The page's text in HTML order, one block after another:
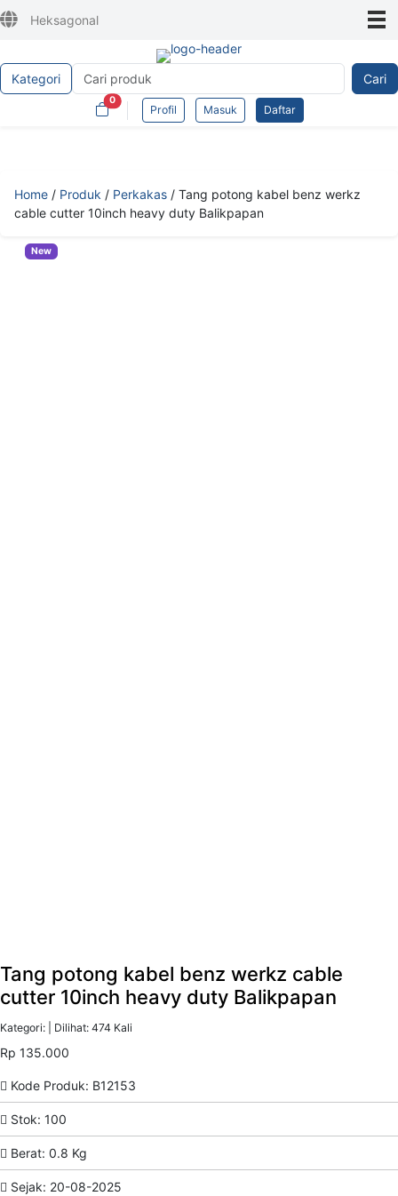
Heksagonal
Kategori Cari
0
Profil Masuk Daftar
Home / Produk / Perkakas / Tang potong kabel benz werkz
cable cutter 10inch heavy duty Balikpapan
New
Tang potong kabel benz werkz cable
cutter 10inch heavy duty Balikpapan
Kategori: | Dilihat: 474 Kali
Rp 135.000
Kode Produk: B12153
Stok: 100
Berat: 0.8 Kg
Sejak: 20-08-2025